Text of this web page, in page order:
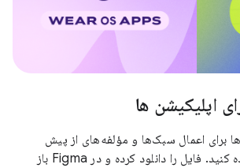
اپلیکیشن ها
برای اعمال سبک‌ها و مؤلفه‌های از پیش
ساخته شده ما استفاده کنید. فایل را دانلود کرده و در Figma باز